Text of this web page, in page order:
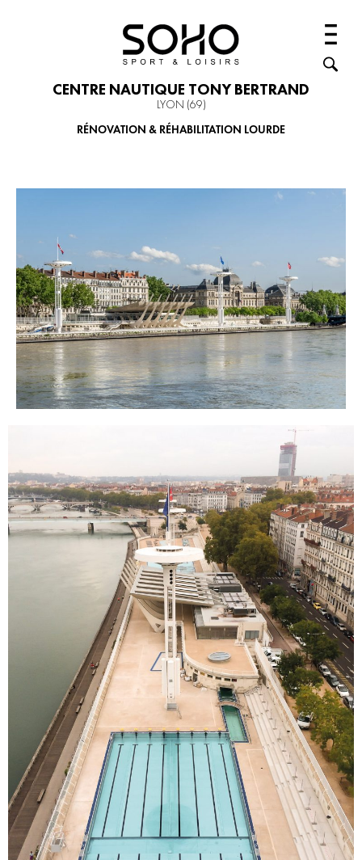
CENTRE NAUTIQUE TONY BERTRAND
LYON (69)
RÉNOVATION & RÉHABILITATION LOURDE